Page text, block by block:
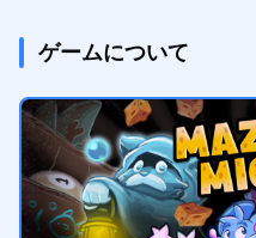
ゲームについて